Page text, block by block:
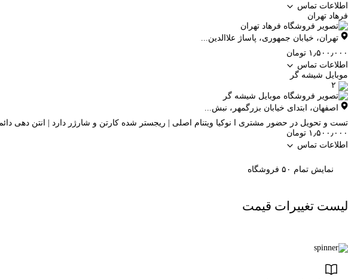
اطلاعات تماس
فرهاد تهران
تهران، خیابان جمهوری، پاساژ علاالدین...
۱٫۵۰۰٫۰۰۰ تومان
اطلاعات تماس
موبایل شیشه گر
۲
اصفهان،
ابتدای خیابان بزرگمهر، نبش...
تست و تحویل در حضور مشتری ا نوکیا ویتنام اصلی | ریجستر شده کارتن و شارژر دارد | انتن دهی
۱٫۵۰۰٫۰۰۰ تومان
اطلاعات تماس
نمایش تمام ۵۰ فروشگاه
لیست تغییرات قیمت